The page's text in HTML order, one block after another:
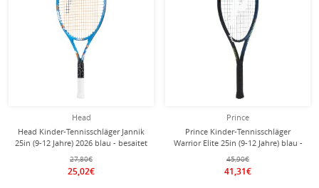
Head
Head Kinder-Tennisschläger Jannik
25in (9-12 Jahre) 2026 blau - besaitet
-
27,80€
25,02€
Prince
Prince Kinder-Tennisschläger
Warrior Elite 25in (9-12 Jahre) blau -
besaitet -
45,90€
41,31€